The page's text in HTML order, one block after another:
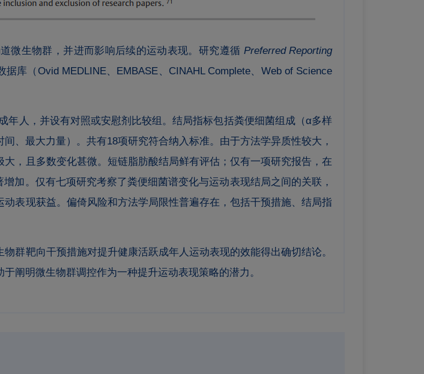
微生物群，并进而影响后续的运动表现。研究遵循 Preferred Reporting
据库（Ovid MEDLINE、EMBASE、CINAHL Complete、Web of Science
人，并设有对照或安慰剂比较组。结局指标包括粪便细菌组成（α多样
、最大力量）。共有18项研究符合纳入标准。由于方法学异质性较大，
，且多数变化甚微。短链脂肪酸结局鲜有评估；仅有一项研究报告，在
加。仅有七项研究考察了粪便细菌谱变化与运动表现结局之间的关联，
表现获益。偏倚风险和方法学局限性普遍存在，包括干预措施、结局指
群靶向干预措施对提升健康活跃成年人运动表现的效能得出确切结论。
阐明微生物群调控作为一种提升运动表现策略的潜力。